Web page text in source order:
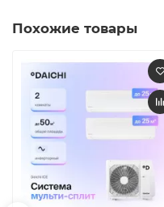
Похожие товары